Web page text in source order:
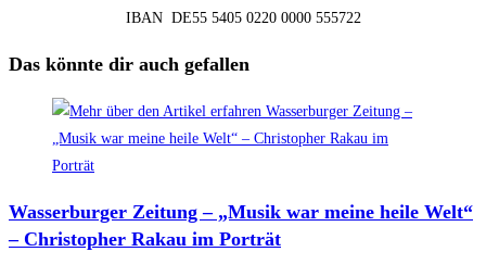
IBAN DE55 5405 0220 0000 555722
Das könnte dir auch gefallen
Wasserburger Zeitung – „Musik war meine heile Welt“
– Christopher Rakau im Porträt